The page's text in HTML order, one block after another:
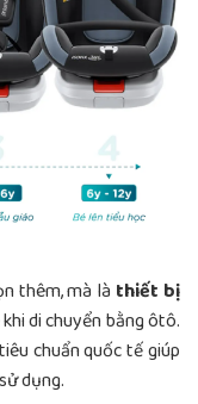
thêm, mà là thiết bị
di chuyển bằng ôtô.
chuẩn quốc tế giúp
dụng.